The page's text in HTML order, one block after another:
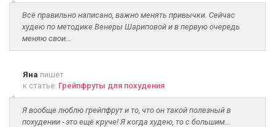
Всё правильно написано, важно менять привычки. Сейчас
худею по методике Венеры Шариповой и в первую очередь
меняю свои...
Яна пишет
к статье: Грейпфруты для похудения
Я вообще люблю грейпфрут и то, что он такой полезный в
похудении - это ещё круче! Я когда худею, то с большим...